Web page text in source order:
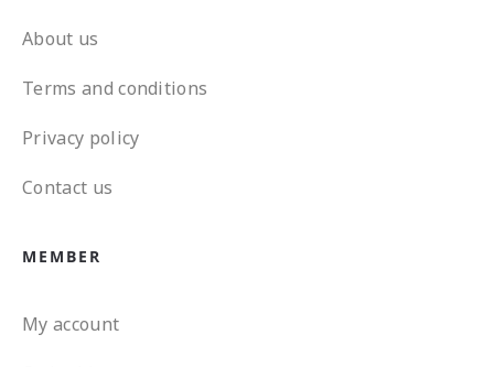
About us
Terms and conditions
Privacy policy
Contact us
MEMBER
My account